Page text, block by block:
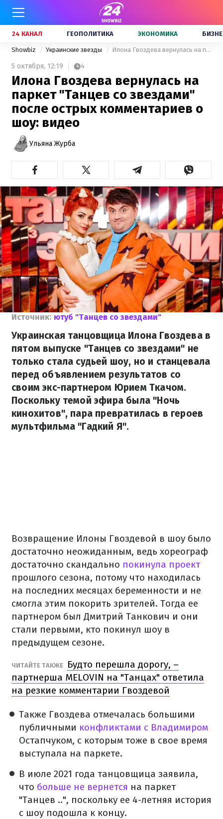
24 КАНАЛ ГЕОПОЛИТИКА ЭКОНОМИКА
Showbiz Украинские звезды Илона Гвоздева вернулась на паркет "Танцев со звездами" после острых комментариев о шоу: видео
5 октября, 12:19 4
Илона Гвоздева вернулась на
паркет "Танцев со звездами"
после острых комментариев о
шоу: видео
Ульяна Журба
Источник: ютуб "Танцев со звездами"
Украинская танцовщица Илона Гвоздева в
пятом выпуске "Танцев со звездами" не
только стала судьей шоу, но и станцевала
перед объявлением результатов со
своим экс-партнером Юрием Ткачом.
Поскольку темой эфира была "Ночь
кинохитов", пара превратилась в героев
мультфильма "Гадкий Я".
Возвращение Илоны Гвоздевой в шоу было
достаточно неожиданным, ведь хореограф
достаточно скандально покинула проект
прошлого сезона, потому что находилась
на последних месяцах беременности и не
смогла этим покорить зрителей. Тогда ее
партнером был Дмитрий Танкович и они
стали первыми, кто покинул шоу в
предыдущем сезоне.
ЧИТАЙТЕ ТАКЖЕ
Будто перешла дорогу, –
партнерша MELOVIN на "Танцах" ответила
на резкие комментарии Гвоздевой
Также Гвоздева отмечалась большими
публичными конфликтами с Владимиром
Остапчуком, с которым тоже в свое время
выступала на паркете.
В июле 2021 года танцовщица заявила,
что больше не вернется на паркет
"Танцев ..", поскольку ее 4-летняя история
с шоу подошла к концу.